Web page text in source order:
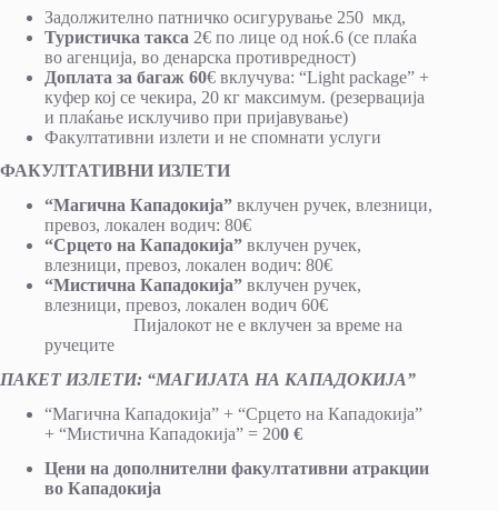
Задолжително патничко осигурување 250 мкд,
Туристичка такса 2€ по лице од ноќ.6 (се плаќа
во агенција, во денарска противредност)
Доплата за багаж 60€ вклучува: “Light package” +
куфер кој се чекира, 20 кг максимум. (резервација
и плаќање исклучиво при пријавување)
Факултативни излети и не спомнати услуги
ФАКУЛТАТИВНИ ИЗЛЕТИ
“Магична Кападокија” вклучен ручек, влезници,
превоз, локален водич: 80€
“Срцето на Кападокија” вклучен ручек,
влезници, превоз, локален водич: 80€
“Мистична Кападокија” вклучен ручек,
влезници, превоз, локален водич 60€
Пијалокот не е вклучен за време на
ручеците
ПАКЕТ ИЗЛЕТИ: “МАГИЈАТА НА КАПАДОКИЈА”
“Магична Кападокија” + “Срцето на Кападокија”
+ “Мистична Кападокија” = 200 €
Цени на дополнителни факултативни атракции
во Кападокија